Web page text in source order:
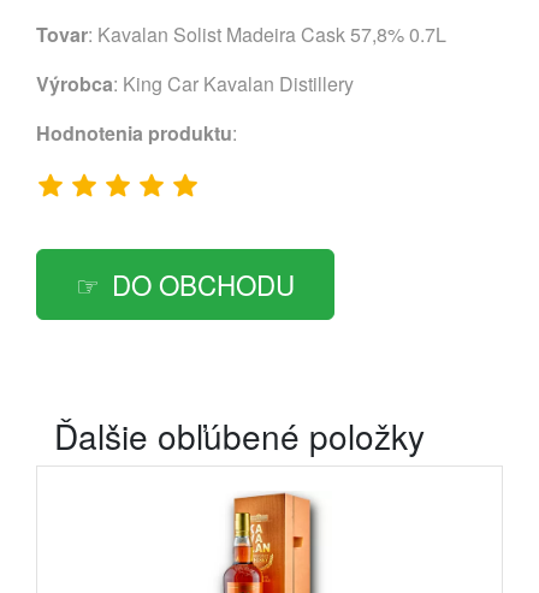
Tovar: Kavalan Solist Madeira Cask 57,8% 0.7L
Výrobca: King Car Kavalan Distillery
Hodnotenia produktu:
DO OBCHODU
Ďalšie obľúbené položky